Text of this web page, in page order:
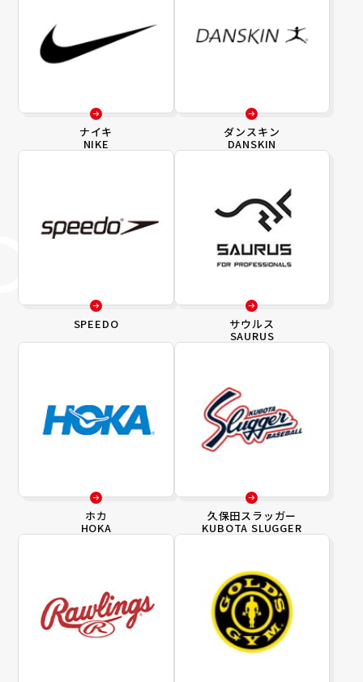
ナイキ
NIKE
ダンスキン
DANSKIN
SPEEDO サウルス
SAURUS
ホカ
HOKA
久保田スラッガー
KUBOTA SLUGGER